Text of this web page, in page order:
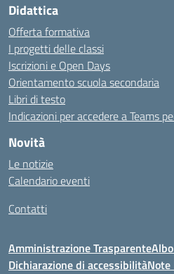
Didattica
Offerta formativa
I progetti delle classi
Iscrizioni e Open Days
Orientamento scuola secondaria
Libri di testo
Indicazioni per accedere a Teams
Novità
Le notizie
Calendario eventi
Contatti
Amministrazione Trasparente
Dichiarazione di accessibilitàNote